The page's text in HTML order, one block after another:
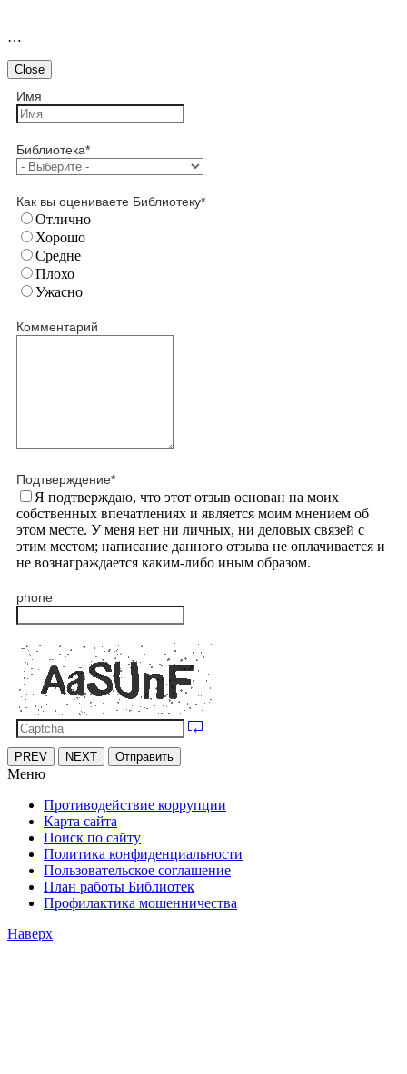
…
Close
Имя
Библиотека*
Как вы оцениваете Библиотеку*
Отлично
Хорошо
Средне
Плохо
Ужасно
Комментарий
Подтверждение*
Я подтверждаю, что этот отзыв основан на моих
собственных впечатлениях и является моим мнением об
этом месте. У меня нет ни личных, ни деловых связей с
этим местом; написание данного отзыва не оплачивается и
не вознаграждается каким-либо иным образом.
phone
PREV NEXT Отправить
Меню
Противодействие коррупции
Карта сайта
Поиск по сайту
Политика конфиденциальности
Пользовательское соглашение
План работы Библиотек
Профилактика мошенничества
Наверх